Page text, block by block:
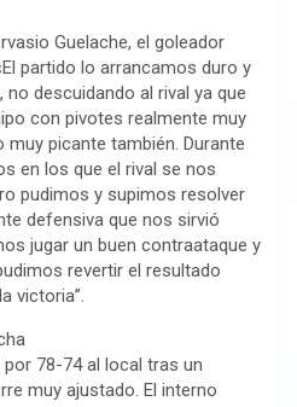
Guelache, el goleador
partido lo arrancamos duro y
descuidando al rival ya que
con pivotes realmente muy
picante también. Durante
en los que el rival se nos
pudimos y supimos resolver
defensiva que nos sirvió
jugar un buen contraataque y
revertir el resultado
victoria”.
78-74 al local tras un
muy ajustado. El interno